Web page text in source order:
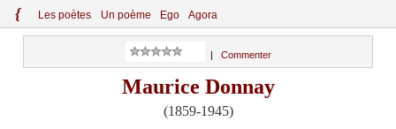
{ Les poètes Un poème Ego Agora
Commenter
Maurice Donnay
(1859-1945)